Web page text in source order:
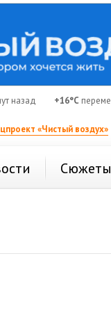
назад +16°C
«Чистый воздух»
Сюжеты